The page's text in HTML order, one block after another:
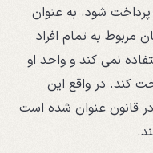
شود. به عنوان
به تمام افراد
نمی کند و واحد او
کند. در واقع این
عنوان شده است